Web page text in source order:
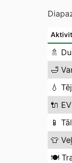
🚿
🛁
💧
🔌
📱
👕
🍽️